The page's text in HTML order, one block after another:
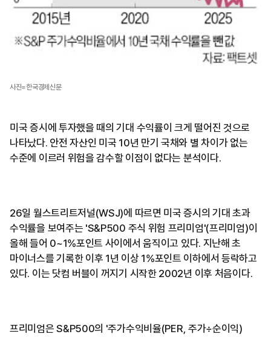
사진=한국경제신문
미국 증시에 투자했을 때의 기대 수익률이 크게 떨어진 것으로
나타났다. 안전 자산인 미국 10년 만기 국채와 별 차이가 없는
수준에 이르러 위험을 감수할 이점이 없다는 분석이다.
26일 월스트리트저널(WSJ)에 따르면 미국 증시의 기대 초과
수익률을 보여주는 'S&P500 주식 위험 프리미엄'(프리미엄)이
올해 들어 0~1%포인트 사이에서 움직이고 있다. 지난해 초
마이너스를 기록한 이후 1년 이상 1%포인트 이하에서 등락하고
있다. 이는 닷컴 버블이 꺼지기 시작한 2002년 이후 처음이다.
프리미엄은 S&P500의 '주가수익비율(PER, 주가÷순이익)